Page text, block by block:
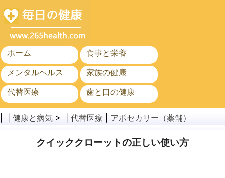
ホーム
食事と栄養
メンタルヘルス
家族の健康
代替医療
歯と口の健康
がん
公衆衛生
健康と病気 > | 代替医療 アポセカリー（薬舗）
クイッククローットの正しい使い方